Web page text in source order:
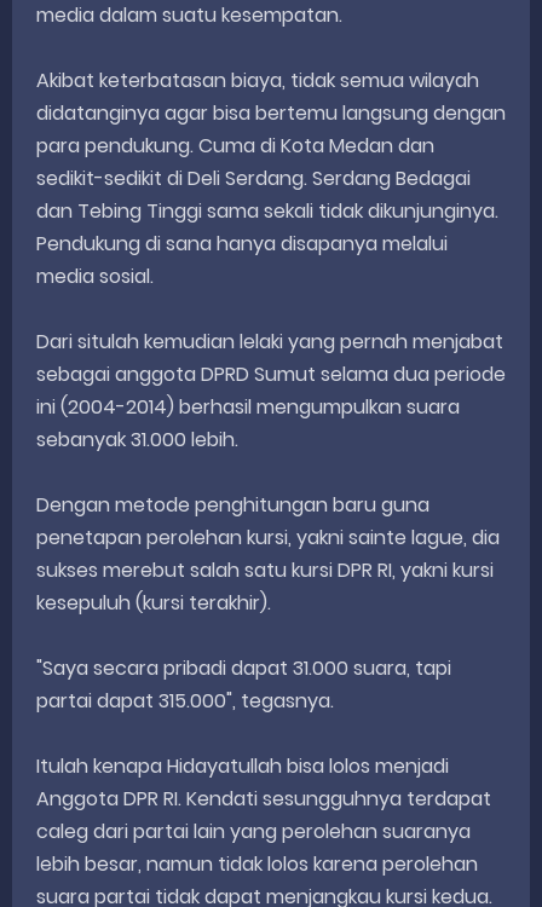
media dalam suatu kesempatan.
Akibat keterbatasan biaya, tidak semua wilayah
didatanginya agar bisa bertemu langsung dengan
para pendukung. Cuma di Kota Medan dan
sedikit-sedikit di Deli Serdang. Serdang Bedagai
dan Tebing Tinggi sama sekali tidak dikunjunginya.
Pendukung di sana hanya disapanya melalui
media sosial.
Dari situlah kemudian lelaki yang pernah menjabat
sebagai anggota DPRD Sumut selama dua periode
ini (2004-2014) berhasil mengumpulkan suara
sebanyak 31.000 lebih.
Dengan metode penghitungan baru guna
penetapan perolehan kursi, yakni sainte lague, dia
sukses merebut salah satu kursi DPR RI, yakni kursi
kesepuluh (kursi terakhir).
"Saya secara pribadi dapat 31.000 suara, tapi
partai dapat 315.000", tegasnya.
Itulah kenapa Hidayatullah bisa lolos menjadi
Anggota DPR RI. Kendati sesungguhnya terdapat
caleg dari partai lain yang perolehan suaranya
lebih besar, namun tidak lolos karena perolehan
suara partai tidak dapat menjangkau kursi kedua.